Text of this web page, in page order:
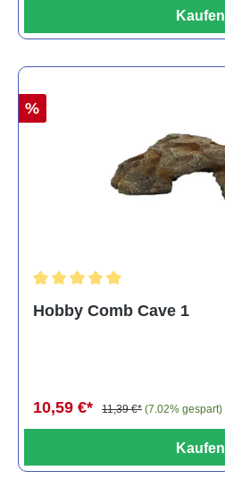
Kaufen
%
Hobby Comb Cave 1
10,59 €* 11,39 €* (7.02% gespart)
Kaufen